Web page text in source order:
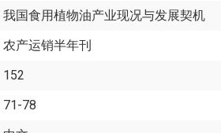
我国食用植物油产业现况与发展契机
农产运销半年刊
152
71-78